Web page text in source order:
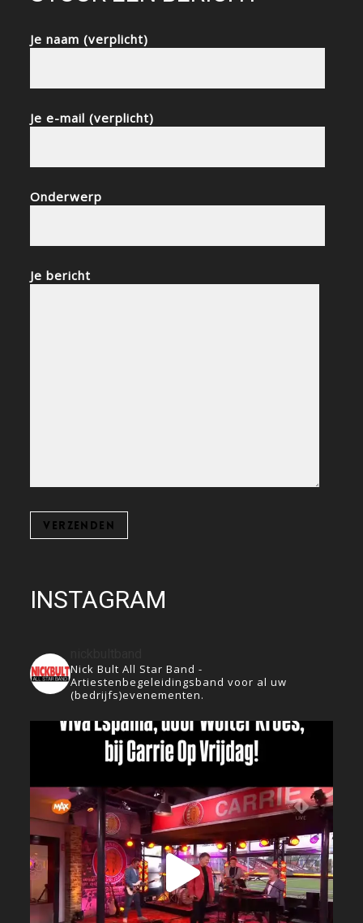
Je naam (verplicht)
Je e-mail (verplicht)
Onderwerp
Je bericht
INSTAGRAM
Nick Bult All Star Band -
Artiestenbegeleidingsband voor al uw
(bedrijfs)evenementen.